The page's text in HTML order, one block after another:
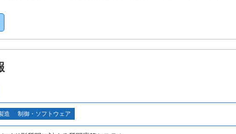
造 制御・ソフトウェア